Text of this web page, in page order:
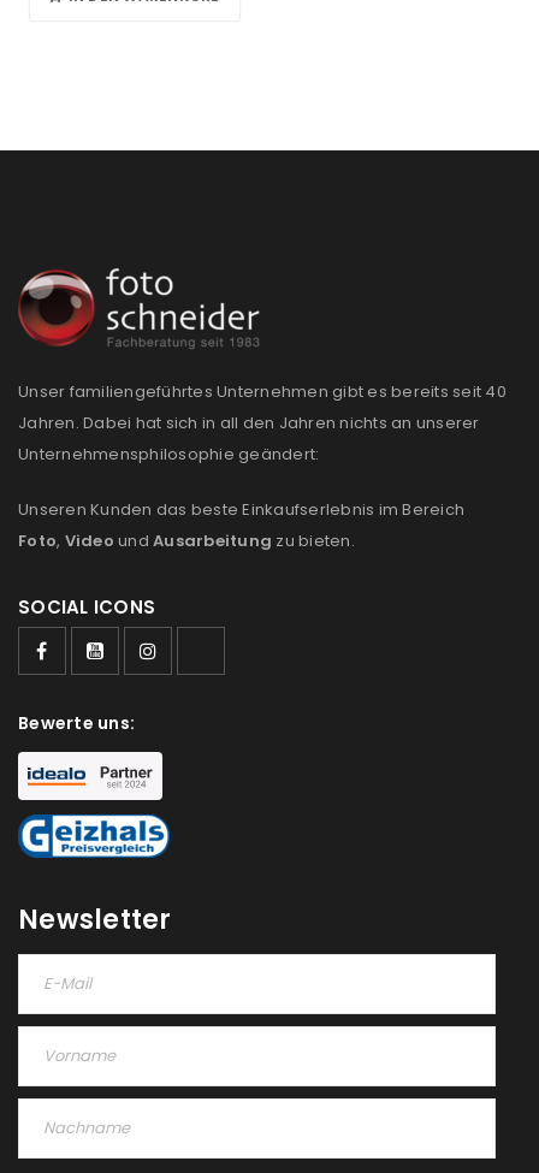
ANMELDEN
Benutzername oder E-Mail-Adresse
ANMELDEN
PASSWORT VERGESSEN?
Unser familiengeführtes Unternehmen gibt es bereits seit 40
Jahren. Dabei hat sich in all den Jahren nichts an unserer
Unternehmensphilosophie geändert:
Unseren Kunden das beste Einkaufserlebnis im Bereich
Foto, Video und Ausarbeitung zu bieten.
SOCIAL ICONS
Bewerte uns:
Newsletter